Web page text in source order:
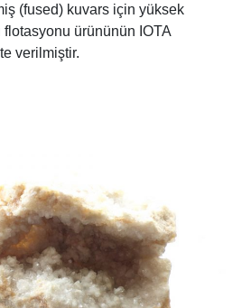
(fused) kuvars için yüksek
flotasyonu ürününün IOTA
verilmiştir.